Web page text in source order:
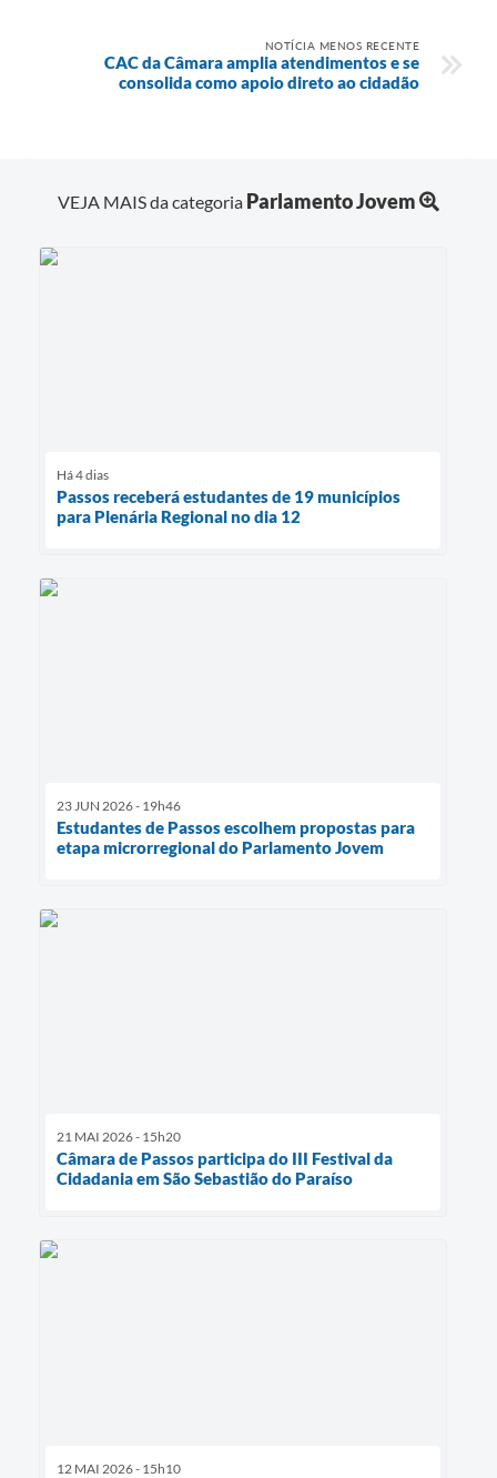
NOTÍCIA MENOS RECENTE
CAC da Câmara amplia atendimentos e se
consolida como apoio direto ao cidadão
VEJA MAIS da categoria Parlamento Jovem
Há 4 dias
Passos receberá estudantes de 19 municípios
para Plenária Regional no dia 12
23 JUN 2026 - 19h46
Estudantes de Passos escolhem propostas para
etapa microrregional do Parlamento Jovem
21 MAI 2026 - 15h20
Câmara de Passos participa do III Festival da
Cidadania em São Sebastião do Paraíso
12 MAI 2026 - 15h10